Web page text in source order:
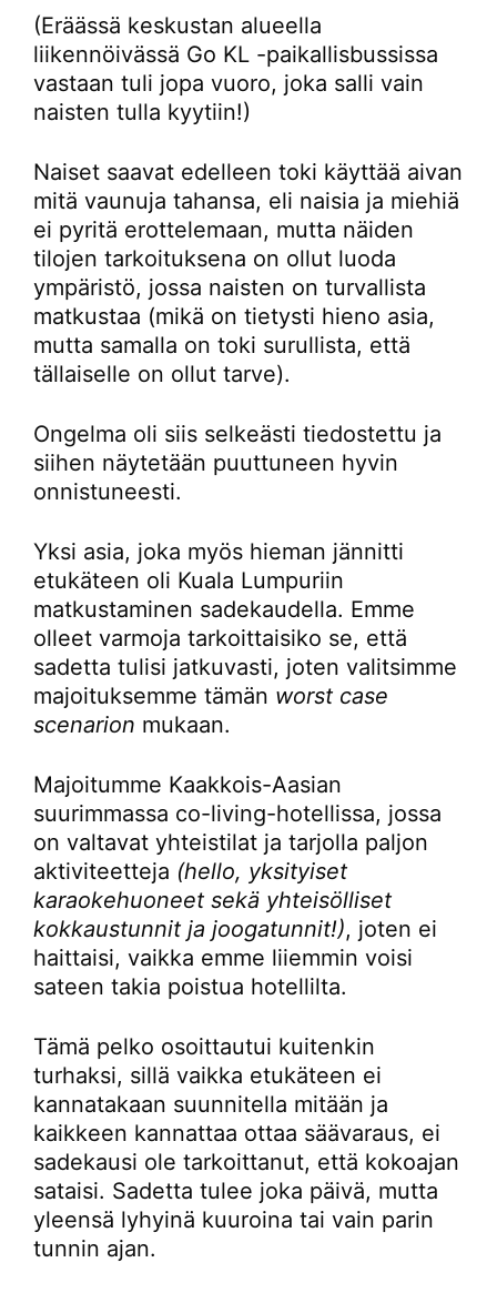
(Eräässä keskustan alueella
liikennöivässä Go KL -paikallisbussissa
vastaan tuli jopa vuoro, joka salli vain
naisten tulla kyytiin!)
Naiset saavat edelleen toki käyttää aivan
mitä vaunuja tahansa, eli naisia ja miehiä
ei pyritä erottelemaan, mutta näiden
tilojen tarkoituksena on ollut luoda
ympäristö, jossa naisten on turvallista
matkustaa (mikä on tietysti hieno asia,
mutta samalla on toki surullista, että
tällaiselle on ollut tarve).
Ongelma oli siis selkeästi tiedostettu ja
siihen näytetään puuttuneen hyvin
onnistuneesti.
Yksi asia, joka myös hieman jännitti
etukäteen oli Kuala Lumpuriin
matkustaminen sadekaudella. Emme
olleet varmoja tarkoittaisiko se, että
sadetta tulisi jatkuvasti, joten valitsimme
majoituksemme tämän worst case
scenarion mukaan.
Majoitumme Kaakkois-Aasian
suurimmassa co-living-hotellissa, jossa
on valtavat yhteistilat ja tarjolla paljon
aktiviteetteja (hello, yksityiset
karaokehuoneet sekä yhteisölliset
kokkaustunnit ja joogatunnit!), joten ei
haittaisi, vaikka emme liiemmin voisi
sateen takia poistua hotellilta.
Tämä pelko osoittautui kuitenkin
turhaksi, sillä vaikka etukäteen ei
kannatakaan suunnitella mitään ja
kaikkeen kannattaa ottaa säävaraus, ei
sadekausi ole tarkoittanut, että kokoajan
sataisi. Sadetta tulee joka päivä, mutta
yleensä lyhyinä kuuroina tai vain parin
tunnin ajan.